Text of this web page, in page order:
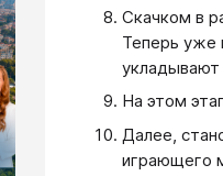
Скачком в
Теперь уже
укладывают
На этом
Далее,
играющего